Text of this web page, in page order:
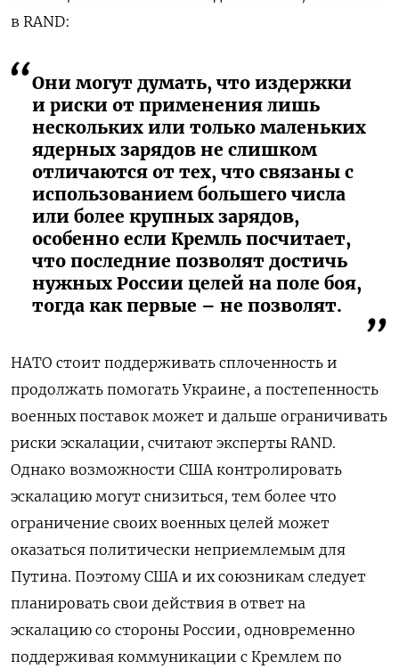
в RAND:
Они могут думать, что издержки
и риски от применения лишь
нескольких или только маленьких
ядерных зарядов не слишком
отличаются от тех, что связаны с
использованием большего числа
или более крупных зарядов,
особенно если Кремль посчитает,
что последние позволят достичь
нужных России целей на поле боя,
тогда как первые – не позволят.
НАТО стоит поддерживать сплоченность и
продолжать помогать Украине, а постепенность
военных поставок может и дальше ограничивать
риски эскалации, считают эксперты RAND.
Однако возможности США контролировать
эскалацию могут снизиться, тем более что
ограничение своих военных целей может
оказаться политически неприемлемым для
Путина. Поэтому США и их союзникам следует
планировать свои действия в ответ на
эскалацию со стороны России, одновременно
поддерживая коммуникации с Кремлем по